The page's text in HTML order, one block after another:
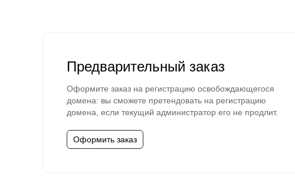
Предварительный заказ
Оформите заказ на регистрацию освобождающегося
домена: вы сможете претендовать на регистрацию
домена, если текущий администратор его не продлит.
Оформить заказ